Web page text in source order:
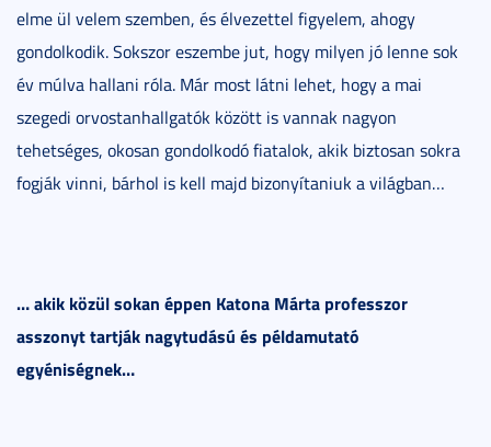
elme ül velem szemben, és élvezettel figyelem, ahogy
gondolkodik. Sokszor eszembe jut, hogy milyen jó lenne sok
év múlva hallani róla. Már most látni lehet, hogy a mai
szegedi orvostanhallgatók között is vannak nagyon
tehetséges, okosan gondolkodó fiatalok, akik biztosan sokra
fogják vinni, bárhol is kell majd bizonyítaniuk a világban…
… akik közül sokan éppen Katona Márta professzor
asszonyt tartják nagytudású és példamutató
egyéniségnek…